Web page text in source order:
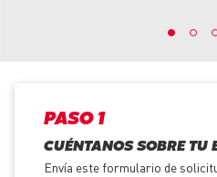
PASO 1
CUÉNTANOS SOBRE TU
Envía este formulario de